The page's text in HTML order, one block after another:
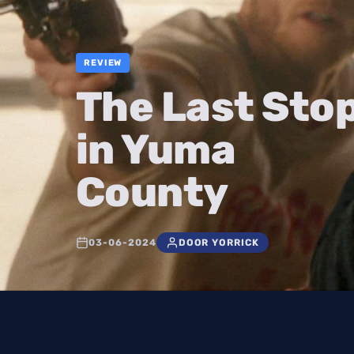
REVIEW
The Last
in Yuma
County
03-06-2024 DOOR YORRICK